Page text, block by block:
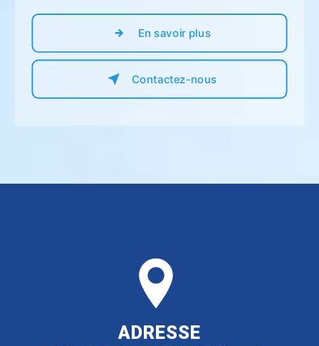
En savoir plus
Contactez-nous
ADRESSE